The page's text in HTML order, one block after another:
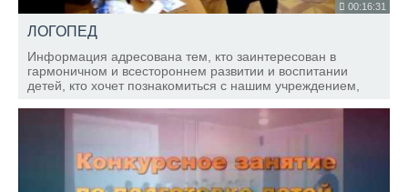
00:16:31
ЛОГОПЕД
Информация адресована тем, кто заинтересован в
гармоничном и всестороннем развитии и воспитании
детей, кто хочет познакомиться с нашим учреждением,
нашем саду, о нашем коллективе, о жизни групп, о д